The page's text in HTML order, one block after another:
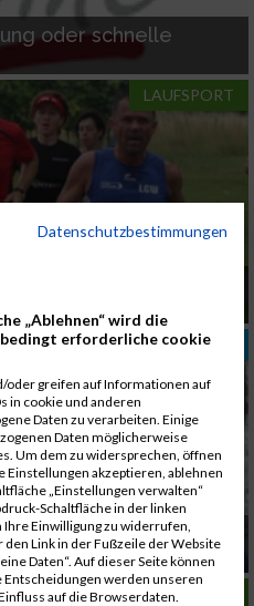
oder schnelle
LAUFSPORT
Weintraubenlauf
TRAINING
negative
unweigerlich.
LAUFSPORT
Datenschutzbestimmungen
„Ablehnen“ wird die
erforderliche cookie
oder greifen auf Informationen auf
in cookie und anderen
Daten zu verarbeiten. Einige
Daten möglicherweise
Um dem zu widersprechen, öffnen
Einstellungen akzeptieren, ablehnen
„Einstellungen verwalten“
Schaltfläche in der linken
Einwilligung zu widerrufen,
Link in der Fußzeile der Website
Daten“. Auf dieser Seite können
Entscheidungen werden unseren
auf die Browserdaten.